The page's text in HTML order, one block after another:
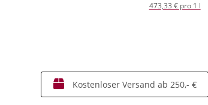
473,33 € pro 1 l
Kostenloser Versand ab 250,- €